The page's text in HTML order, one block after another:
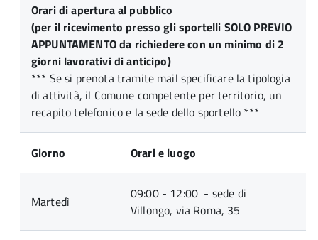
Orari di apertura al pubblico
(per il ricevimento presso gli sportelli SOLO PREVIO
APPUNTAMENTO da richiedere con un minimo di 2
giorni lavorativi di anticipo)
*** Se si prenota tramite mail specificare la tipologia
di attività, il Comune competente per territorio, un
recapito telefonico e la sede dello sportello ***
Giorno Orari e luogo
Martedì
09:00 - 12:00 - sede di
Villongo, via Roma, 35